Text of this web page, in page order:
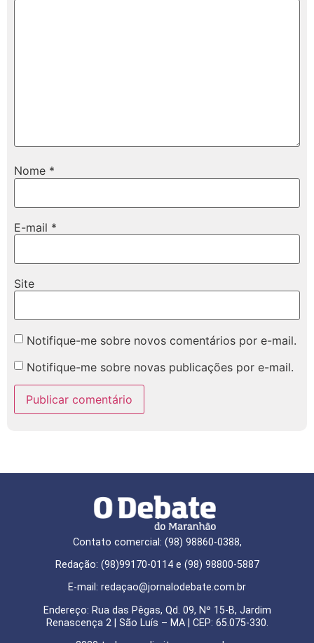
Nome *
E-mail *
Site
Notifique-me sobre novos comentários por e-mail.
Notifique-me sobre novas publicações por e-mail.
Contato comercial: (98) 98860-0388,
Redação: (98)99170-0114 e (98) 98800-5887
E-mail: redaçao@jornalodebate.com.br
Endereço: Rua das Pêgas, Qd. 09, Nº 15-B, Jardim
Renascença 2 | São Luís – MA | CEP: 65.075-330.